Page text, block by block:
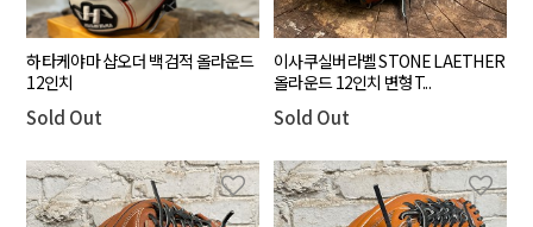
하타케야마 샵오더 백검적 올라운드
12인치
Sold Out
이사쿠실버라벨 STONE LAETHER
올라운드 12인치 변형T...
Sold Out